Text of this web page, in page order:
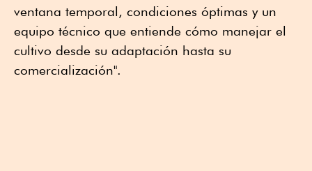
ventana temporal, condiciones óptimas y un
equipo técnico que entiende cómo manejar el
cultivo desde su adaptación hasta su
comercialización".